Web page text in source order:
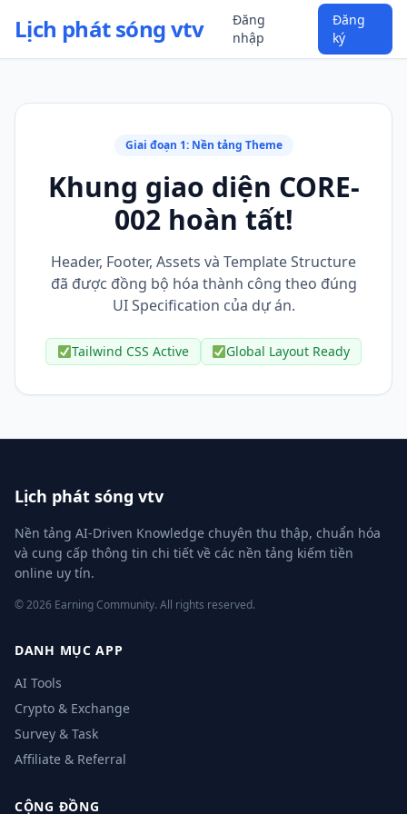
Lịch phát sóng vtv
Đăng
nhập
Đăng
ký
Giai đoạn 1: Nền tảng Theme
Khung giao diện CORE-
002 hoàn tất!
Header, Footer, Assets và Template Structure
đã được đồng bộ hóa thành công theo đúng
UI Specification của dự án.
Tailwind CSS Active Global Layout Ready
Lịch phát sóng vtv
Nền tảng AI-Driven Knowledge chuyên thu thập, chuẩn hóa
và cung cấp thông tin chi tiết về các nền tảng kiếm tiền
online uy tín.
© 2026 Earning Community. All rights reserved.
DANH MỤC APP
AI Tools
Crypto & Exchange
Survey & Task
Affiliate & Referral
CỘNG ĐỒNG